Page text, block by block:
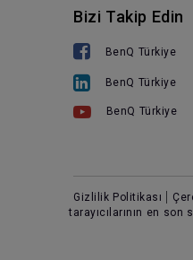
Bizi Takip Edin
BenQ Türkiye
BenQ Türkiye
BenQ Türkiye
Gizlilik Politikası
tarayıcılarının en